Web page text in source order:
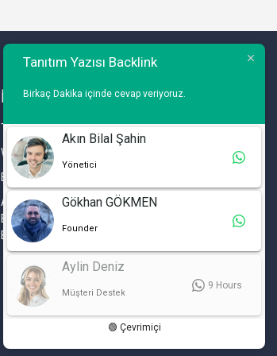
İLETİŞİM
Telefon : 0 212 461 75 87
WhatsApp : 0 212 461 75 87
E-mail :info@tanitimyazisi.com.tr
Adres : Merkez Mh. DeğirmenBahçe Cd. A1 A
Blok D : 19 Kat :1 İstwest Rezidans
Bahçelievler / İSTANBUL
Tanıtım Yazısı Backlink
Birkaç Dakika içinde cevap veriyoruz.
Aylin Deniz
Müşteri Destek
9 Hours
Akın Bilal Şahin
Yönetici
Gökhan GÖKMEN
Founder
🟢 Çevrimiçi